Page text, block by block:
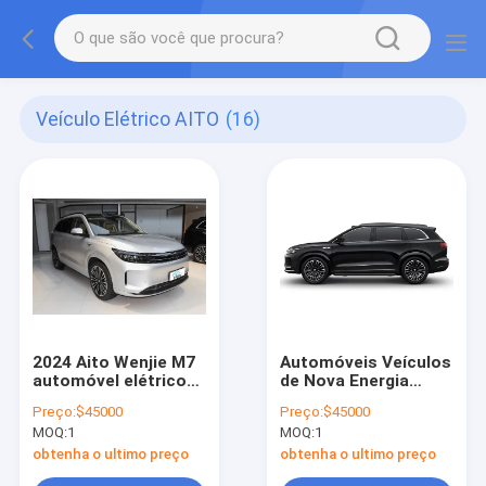
Veículo Elétrico AITO (16)
2024 Aito Wenjie M7
automóvel elétrico
luxo 1,5T de longo
alcance AITO M5 M7
M9 em estoque
Preço:$45000
MOQ:1
obtenha o ultimo preço
Automóveis Veículos
de Nova Energia
Adultos Ev
Automóvel usado
para AITO M7
Extensão de tração
Preço:$45000
MOQ:1
obtenha o ultimo preço